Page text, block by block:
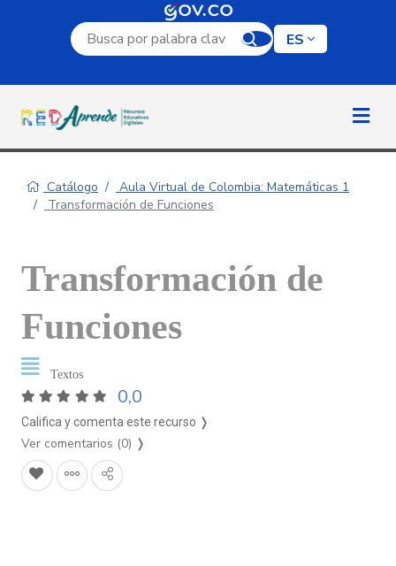
Campo de búsqueda por palabra clave
ES
Catálogo
Aula Virtual de Colombia: Matemáticas 1
Transformación de Funciones
Transformación de
Funciones
Textos
0,0
Califica y comenta este recurso ❭
Ver comentarios (0) ❭